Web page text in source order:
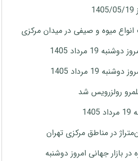
میوه و صیفی در میدان مرکزی
19 مرداد 1405
مرداد 1405
رولزرویس شد
در مناطق مرکزی تهران
بازار جهانی امروز دوشنبه